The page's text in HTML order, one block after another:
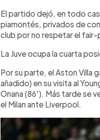
El partido dejó, en todo
piamontés, privados de
club por no respetar el fair-
La Juve ocupa la cuarta
Por su parte, el Aston Villa
añadido) en su visita al
Onana (86'). Más tarde se
el Milan ante Liverpool.